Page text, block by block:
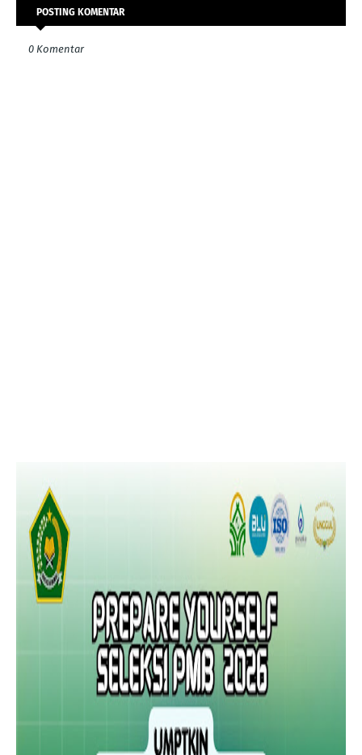
POSTING KOMENTAR
0 Komentar